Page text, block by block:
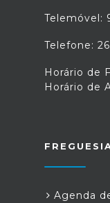
Telemóvel:
Telefone:
Horário de
Horário de
Agenda